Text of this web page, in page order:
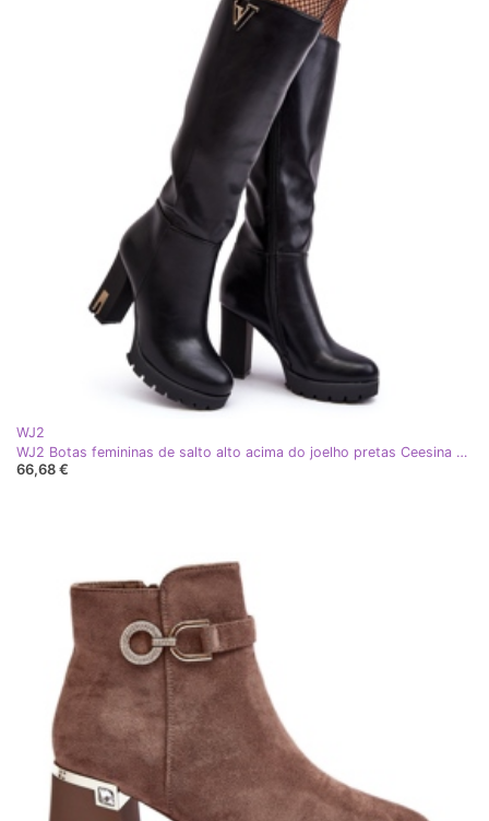
WJ2
WJ2 Botas femininas de salto alto acima do joelho pretas Ceesina preto
66,68 €